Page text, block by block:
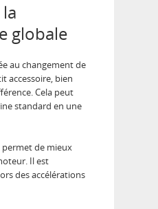
globale
au changement de
accessoire, bien
Cela peut
standard en une
permet de mieux
Il est
des accélérations